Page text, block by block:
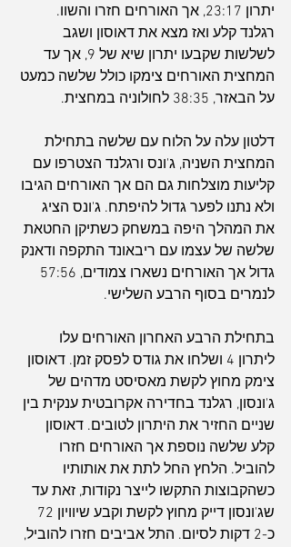
יתרון 23:17, אך האורחים חזרו והשוו.
רגלנד קלע ואז מצא את דאוסון ושגב
לשלשות שקבעו יתרון שיא של 9, אך עד
המחצית האורחים צימקו כולל שלשה כמעט
על הבאזר, 38:35 לחולוניה במחצית.
דלטון עלה על הלוח עם שלשה בתחילת
המחצית השניה, ג'ונס ורגלנד הצטרפו עם
קליעות מוצלחות גם הם אך האורחים הגיבו
ולא נתנו לפער גדול להיפתח. ג'ונס הציג
את המהלך היפה במשחק כשתיקן החטאת
שלשה של עצמו עם ריבאונד התקפה ודאנק
לנמרים בסוף הרבע השלישי.
בתחילת הרבע האחרון האורחים עלו
ליתרון 4 ושלחו את גודס לפסק זמן. דאוסון
צימק מחוץ לקשת מאסיסט מדהים של
ג'ונסון, רגלנד בחדירה אקרובטית ענקית בין
שניים החזיר את היתרון לטובים. דאוסון
קלע שלשה נוספת אך האורחים חזרו
להוביל. הלחץ החל לתת את אותותיו
כשהקבוצות התקשו לייצר נקודות, זאת עד
כ-2 דקות לסיום. התל אביבים חזרו להוביל,